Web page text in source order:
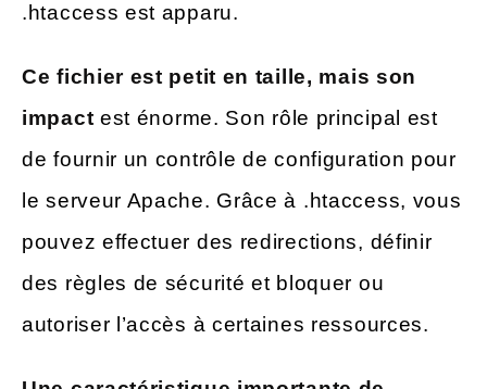
.htaccess est apparu.
Ce fichier est petit en taille, mais son
impact est énorme. Son rôle principal est
de fournir un contrôle de configuration pour
le serveur Apache. Grâce à .htaccess, vous
pouvez effectuer des redirections, définir
des règles de sécurité et bloquer ou
autoriser l’accès à certaines ressources.